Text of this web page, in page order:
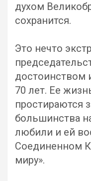
духом
сохранится.
Это нечто
достоинством
70 лет. Ее
простираются
большинства
любили и ей
Соединенном
миру».